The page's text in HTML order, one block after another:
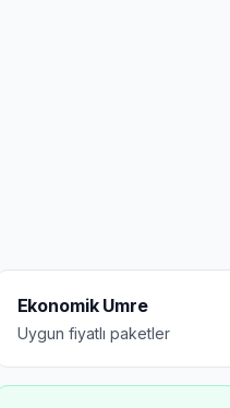
Ekonomik Umre
Uygun fiyatlı paketler